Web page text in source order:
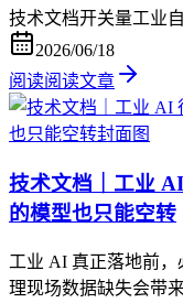
技术文档开关量工业
2026/06/18
阅读阅读文章
技术文档｜工业
的模型也只能空转
工业 AI 真正落地前
理现场数据缺失会带